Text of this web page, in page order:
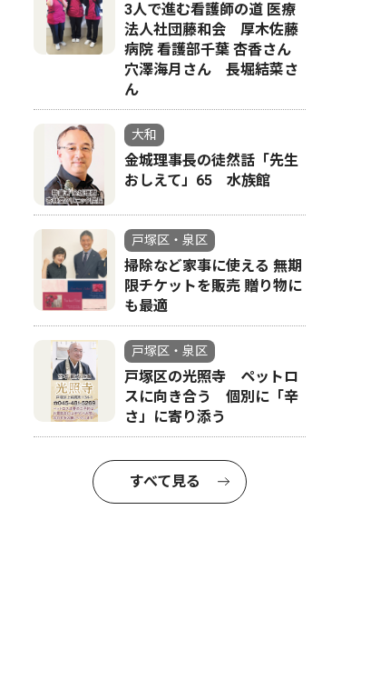
3人で進む看護師の道 医療
法人社団藤和会 厚木佐藤
病院 看護部千葉 杏香さん
穴澤海月さん 長堀結菜さ
ん
大和
金城理事長の徒然話「先生
おしえて」65 水族館
戸塚区・泉区
掃除など家事に使える 無期
限チケットを販売 贈り物に
も最適
戸塚区・泉区
戸塚区の光照寺 ペットロ
スに向き合う 個別に「辛
さ」に寄り添う
すべて見る